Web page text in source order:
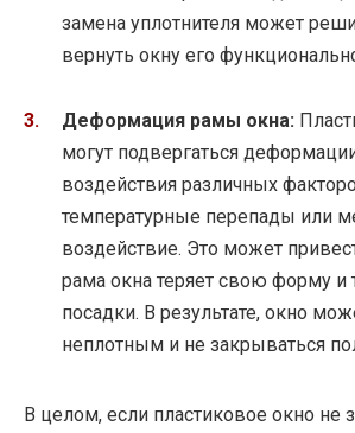
замена уплотнителя может
вернуть окну его
Деформация рамы окна:
могут подвергаться
воздействия различных
температурные перепады или
воздействие. Это может
рама окна теряет свою форму и
посадки. В результате, окно
неплотным и не закрываться
В целом, если пластиковое окно не